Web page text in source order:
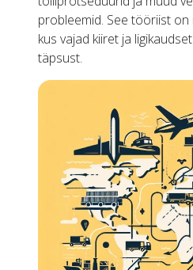
probleemid. See tööriist
kus vajad kiiret ja
täpsust.